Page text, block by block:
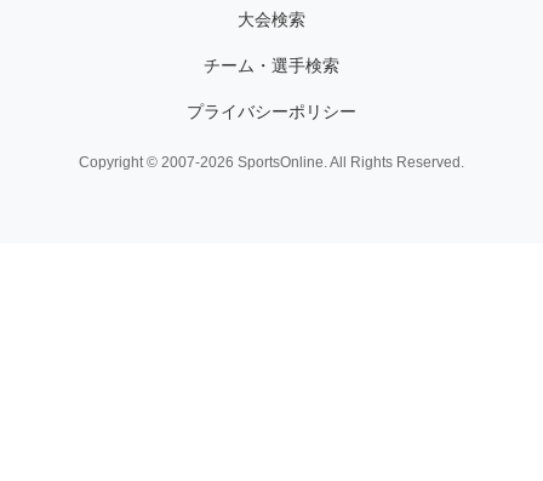
大会検索
チーム・選手検索
プライバシーポリシー
Copyright © 2007-2026 SportsOnline. All Rights Reserved.